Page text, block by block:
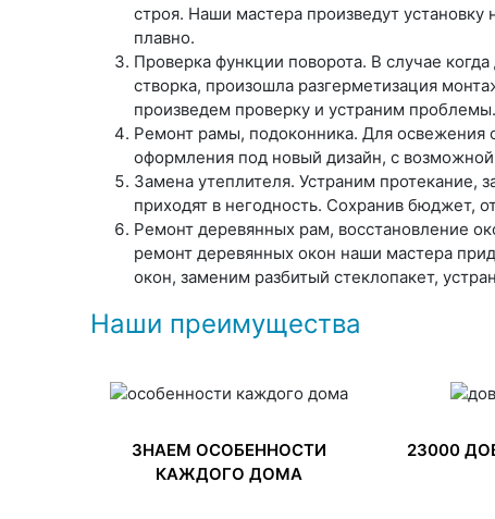
строя. Наши мастера произведут
плавно.
Проверка функции поворота. В случае
створка, произошла разгерметизация
произведем проверку и устраним проблемы.
Ремонт рамы, подоконника. Для освежения
оформления под новый дизайн, с
Замена утеплителя. Устраним протекание,
приходят в негодность. Сохранив бюджет,
Ремонт деревянных рам, восстановление
ремонт деревянных окон наши мастера
окон, заменим разбитый стеклопакет,
Наши преимущества
ЗНАЕМ ОСОБЕННОСТИ
КАЖДОГО ДОМА
23000